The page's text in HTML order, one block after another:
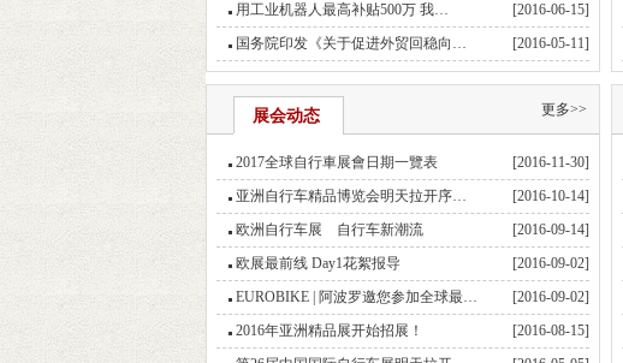
[2016-06-15]
用工业机器人最高补贴500万 我…
[2016-05-11]
国务院印发《关于促进外贸回稳向…
展会动态 更多>>
[2016-11-30]
2017全球自行車展會日期一覽表
[2016-10-14]
亚洲自行车精品博览会明天拉开序…
[2016-09-14]
欧洲自行车展 自行车新潮流
[2016-09-02]
欧展最前线 Day1花絮报导
[2016-09-02]
EUROBIKE | 阿波罗邀您参加全球最…
[2016-08-15]
2016年亚洲精品展开始招展！